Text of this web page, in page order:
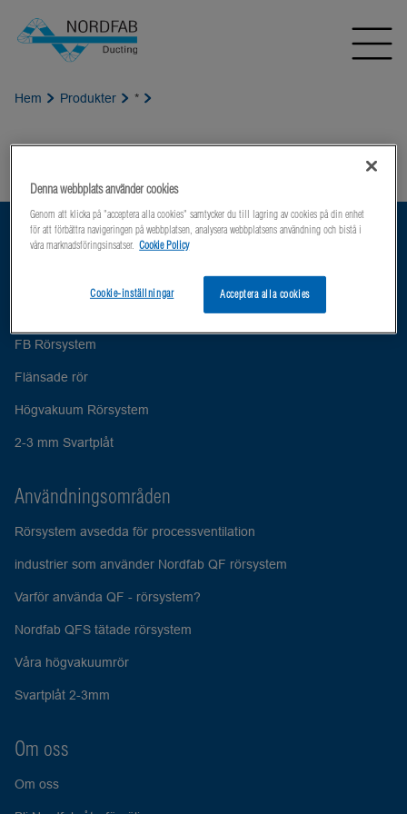
Hem Produkter *
Produkter
FB Rörsystem
Flänsade rör
Högvakuum Rörsystem
2-3 mm Svartplåt
Användningsområden
Rörsystem avsedda för processventilation
industrier som använder Nordfab QF rörsystem
Varför använda QF - rörsystem?
Nordfab QFS tätade rörsystem
Våra högvakuumrör
Svartplåt 2-3mm
Om oss
Om oss
Denna webbplats använder cookies
Genom att klicka på "acceptera alla cookies" samtycker du till lagring av cookies på din enhet
för att förbättra navigeringen på webbplatsen, analysera webbplatsens användning och bistå i
våra marknadsföringsinsatser. Cookie Policy
Acceptera alla cookies
Cookie-inställningar